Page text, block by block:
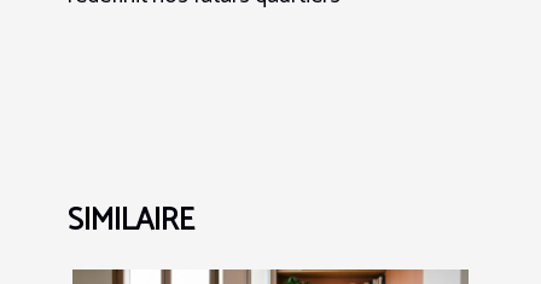
SIMILAIRE